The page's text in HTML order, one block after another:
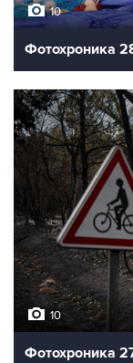
10
Фотохроника
10
Фотохроника